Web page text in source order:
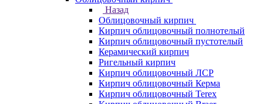
Назад
Облицовочный кирпич
Кирпич облицовочный полнотелый
Кирпич облицовочный пустотелый
Керамический кирпич
Ригельный кирпич
Кирпич облицовочный ЛСР
Кирпич облицовочный Керма
Кирпич облицовочный Terex